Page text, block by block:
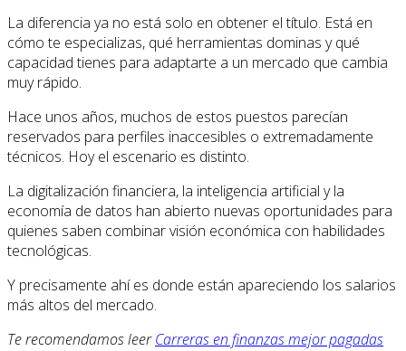
La diferencia ya no está solo en obtener el título. Está en
cómo te especializas, qué herramientas dominas y qué
capacidad tienes para adaptarte a un mercado que cambia
muy rápido.
Hace unos años, muchos de estos puestos parecían
reservados para perfiles inaccesibles o extremadamente
técnicos. Hoy el escenario es distinto.
La digitalización financiera, la inteligencia artificial y la
economía de datos han abierto nuevas oportunidades para
quienes saben combinar visión económica con habilidades
tecnológicas.
Y precisamente ahí es donde están apareciendo los salarios
más altos del mercado.
Te recomendamos leerCarreras en finanzas mejor pagadas